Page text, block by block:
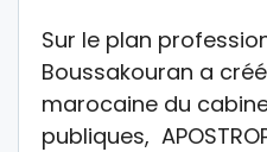
Sur le plan
Boussakouran a
marocaine du
publiques,